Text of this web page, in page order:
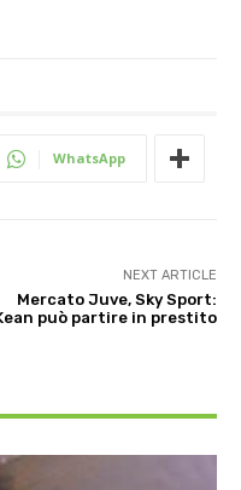
WhatsApp
NEXT ARTICLE
Mercato Juve, Sky Sport:
può partire in prestito